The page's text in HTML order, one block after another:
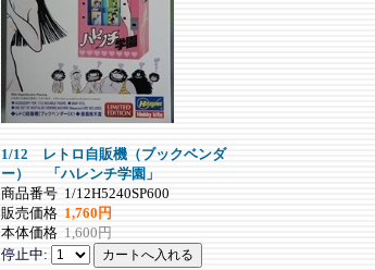
1/12 レトロ自販機（ブックベンダ
ー） 「ハレンチ学園」
商品番号 1/12H5240SP600
販売価格 1,760円
本体価格 1,600円
停止中: